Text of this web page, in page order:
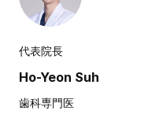
代表院長
Ho-Yeon Suh
歯科専門医